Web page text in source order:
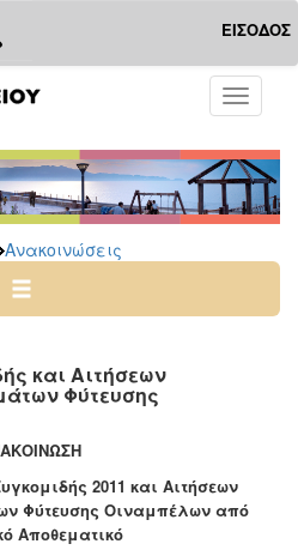
ΕΙΣΟΔΟΣ
Toggle
Ανακοινώσεις
και Αιτήσεων
Φύτευσης
2011 και Αιτήσεων
Φύτευσης Οιναμπέλων από
Αποθεματικό